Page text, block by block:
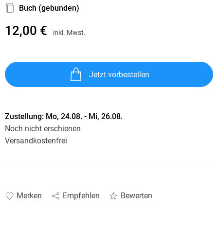
Buch (gebunden)
12,00 € inkl. Mwst.
Jetzt vorbestellen
Zustellung: Mo, 24.08. - Mi, 26.08.
Noch nicht erschienen
Versandkostenfrei
Merken Empfehlen Bewerten